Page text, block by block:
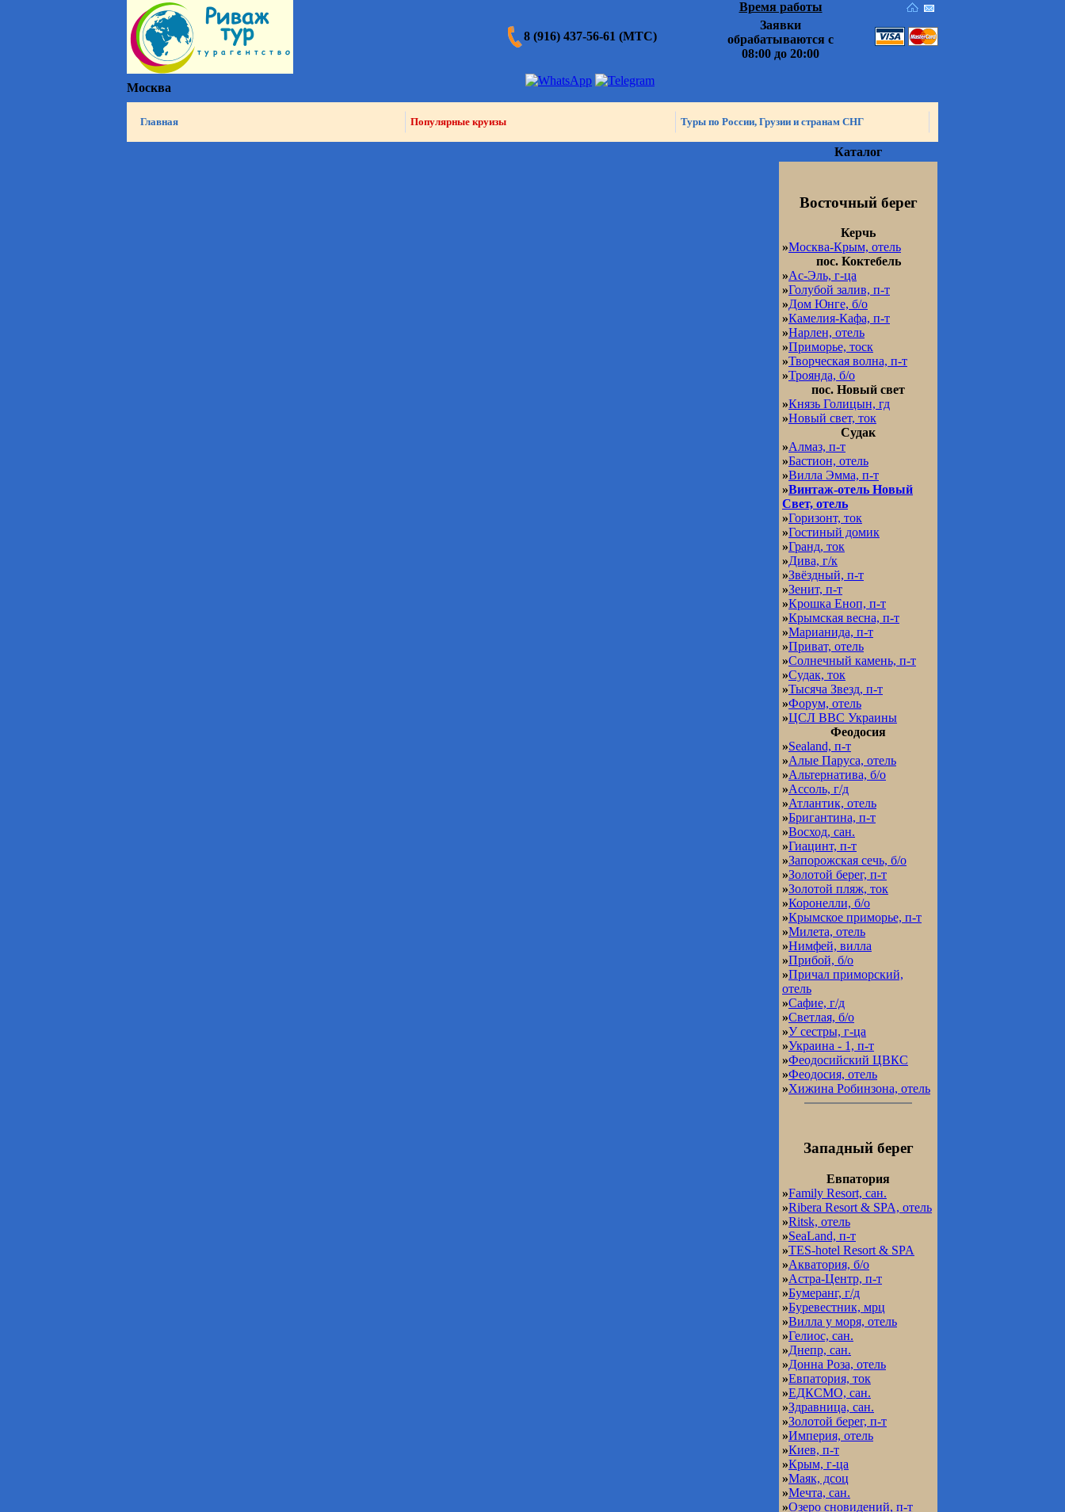
8 (916) 437-56-61 (МТС)
Время работы
Заявки
обрабатываются с
08:00 до 20:00
Москва
Главная Популярные круизы Туры по России, Грузии и странам СНГ
Каталог
Восточный берег
Керчь
»Москва-Крым, отель
пос. Коктебель
»Ас-Эль, г-ца
»Голубой залив, п-т
»Дом Юнге, б/о
»Камелия-Кафа, п-т
»Нарлен, отель
»Приморье, тоск
»Творческая волна, п-т
»Троянда, б/о
пос. Новый свет
»Князь Голицын, гд
»Новый свет, ток
Судак
»Алмаз, п-т
»Бастион, отель
»Вилла Эмма, п-т
»Винтаж-отель Новый
Свет, отель
»Горизонт, ток
»Гостиный домик
»Гранд, ток
»Дива, г/к
»Звёздный, п-т
»Зенит, п-т
»Крошка Еноп, п-т
»Крымская весна, п-т
»Марианида, п-т
»Приват, отель
»Солнечный камень, п-т
»Судак, ток
»Тысяча Звезд, п-т
»Форум, отель
»ЦСЛ ВВС Украины
Феодосия
»Sealand, п-т
»Алые Паруса, отель
»Альтернатива, б/о
»Ассоль, г/д
»Атлантик, отель
»Бригантина, п-т
»Восход, сан.
»Гиацинт, п-т
»Запорожская сечь, б/о
»Золотой берег, п-т
»Золотой пляж, ток
»Коронелли, б/о
»Крымское приморье, п-т
»Милета, отель
»Нимфей, вилла
»Прибой, б/о
»Причал приморский,
отель
»Сафие, г/д
»Светлая, б/о
»У сестры, г-ца
»Украина - 1, п-т
»Феодосийский ЦВКС
»Феодосия, отель
»Хижина Робинзона, отель
Западный берег
Евпатория
»Family Resort, сан.
»Ribera Resort & SPA, отель
»Ritsk, отель
»SeaLand, п-т
»TES-hotel Resort & SPA
»Акватория, б/о
»Астра-Центр, п-т
»Бумеранг, г/д
»Буревестник, мрц
»Вилла у моря, отель
»Гелиос, сан.
»Днепр, сан.
»Донна Роза, отель
»Евпатория, ток
»ЕДКСМО, сан.
»Здравница, сан.
»Золотой берег, п-т
»Империя, отель
»Киев, п-т
»Крым, г-ца
»Маяк, дсоц
»Мечта, сан.
»Озеро сновидений, п-т